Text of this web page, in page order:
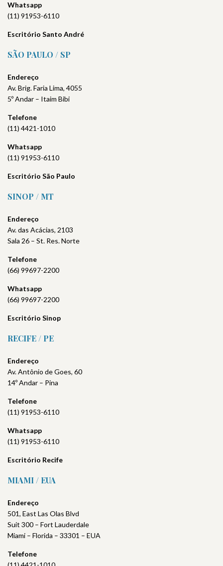
Whatsapp
(11) 91953-6110
Escritório Santo André
SÃO PAULO / SP
Endereço
Av. Brig. Faria Lima, 4055
5º Andar – Itaim Bibi
Telefone
(11) 4421-1010
Whatsapp
(11) 91953-6110
Escritório São Paulo
SINOP / MT
Endereço
Av. das Acácias, 2103
Sala 26 – St. Res. Norte
Telefone
(66) 99697-2200
Whatsapp
(66) 99697-2200
Escritório Sinop
RECIFE / PE
Endereço
Av. Antônio de Goes, 60
14º Andar – Pina
Telefone
(11) 91953-6110
Whatsapp
(11) 91953-6110
Escritório Recife
MIAMI / EUA
Endereço
501, East Las Olas Blvd
Suit 300 – Fort Lauderdale
Miami – Florida – 33301 – EUA
Telefone